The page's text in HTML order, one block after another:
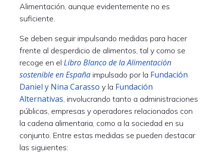
Alimentación, aunque evidentemente no es
suficiente.
Se deben seguir impulsando medidas para hacer
frente al desperdicio de alimentos, tal y como se
recoge en el Libro Blanco de la Alimentación
sostenible en España impulsado por la Fundación
Daniel y Nina Carasso y la Fundación
Alternativas, involucrando tanto a administraciones
públicas, empresas y operadores relacionados con
la cadena alimentaria, como a la sociedad en su
conjunto. Entre estas medidas se pueden destacar
las siguientes: